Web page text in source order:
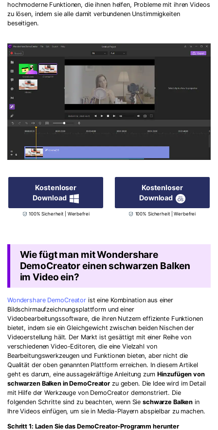
hochmoderne Funktionen, die ihnen helfen, Probleme mit ihren Videos
zu lösen, indem sie alle damit verbundenen Unstimmigkeiten
beseitigen.
Kostenloser
Download
100% Sicherheit | Werbefrei
Kostenloser
Download
100% Sicherheit | Werbefrei
Wie fügt man mit Wondershare
DemoCreator einen schwarzen Balken
im Video ein?
Wondershare DemoCreator ist eine Kombination aus einer
Bildschirmaufzeichnungsplattform und einer
Videobearbeitungssoftware, die ihren Nutzern effiziente Funktionen
bietet, indem sie ein Gleichgewicht zwischen beiden Nischen der
Videoerstellung hält. Der Markt ist gesättigt mit einer Reihe von
verschiedenen Video-Editoren, die eine Vielzahl von
Bearbeitungswerkzeugen und Funktionen bieten, aber nicht die
Qualität der oben genannten Plattform erreichen. In diesem Artikel
geht es darum, eine aussagekräftige Anleitung zum Hinzufügen von
schwarzen Balken in DemoCreator zu geben. Die Idee wird im Detail
mit Hilfe der Werkzeuge von DemoCreator demonstriert. Die
folgenden Schritte sind zu beachten, wenn Sieschwarze Balken in
Ihre Videos einfügen, um sie in Media-Playern abspielbar zu machen.
Schritt 1: Laden Sie das DemoCreator-Programm herunter